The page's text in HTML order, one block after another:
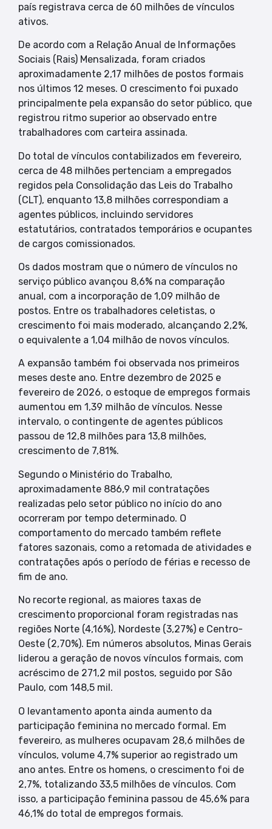
país registrava cerca de 60 milhões de vínculos
ativos.
De acordo com a Relação Anual de Informações
Sociais (Rais) Mensalizada, foram criados
aproximadamente 2,17 milhões de postos formais
nos últimos 12 meses. O crescimento foi puxado
principalmente pela expansão do setor público, que
registrou ritmo superior ao observado entre
trabalhadores com carteira assinada.
Do total de vínculos contabilizados em fevereiro,
cerca de 48 milhões pertenciam a empregados
regidos pela Consolidação das Leis do Trabalho
(CLT), enquanto 13,8 milhões correspondiam a
agentes públicos, incluindo servidores
estatutários, contratados temporários e ocupantes
de cargos comissionados.
Os dados mostram que o número de vínculos no
serviço público avançou 8,6% na comparação
anual, com a incorporação de 1,09 milhão de
postos. Entre os trabalhadores celetistas, o
crescimento foi mais moderado, alcançando 2,2%,
o equivalente a 1,04 milhão de novos vínculos.
A expansão também foi observada nos primeiros
meses deste ano. Entre dezembro de 2025 e
fevereiro de 2026, o estoque de empregos formais
aumentou em 1,39 milhão de vínculos. Nesse
intervalo, o contingente de agentes públicos
passou de 12,8 milhões para 13,8 milhões,
crescimento de 7,81%.
Segundo o Ministério do Trabalho,
aproximadamente 886,9 mil contratações
realizadas pelo setor público no início do ano
ocorreram por tempo determinado. O
comportamento do mercado também reflete
fatores sazonais, como a retomada de atividades e
contratações após o período de férias e recesso de
fim de ano.
No recorte regional, as maiores taxas de
crescimento proporcional foram registradas nas
regiões Norte (4,16%), Nordeste (3,27%) e Centro-
Oeste (2,70%). Em números absolutos, Minas Gerais
liderou a geração de novos vínculos formais, com
acréscimo de 271,2 mil postos, seguido por São
Paulo, com 148,5 mil.
O levantamento aponta ainda aumento da
participação feminina no mercado formal. Em
fevereiro, as mulheres ocupavam 28,6 milhões de
vínculos, volume 4,7% superior ao registrado um
ano antes. Entre os homens, o crescimento foi de
2,7%, totalizando 33,5 milhões de vínculos. Com
isso, a participação feminina passou de 45,6% para
46,1% do total de empregos formais.